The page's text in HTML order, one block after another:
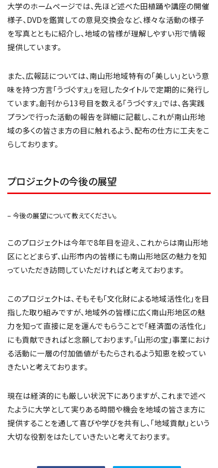
大学のホームページでは、先ほど述べた田植踊や講座の開催
様子、DVDを鑑賞しての意見交換会など、様々な活動の様子
を写真とともに紹介し、地域の皆様が理解しやすい形で情報
提供しています。
また、広報誌については、南山形地域特有の「美しい」という意
味を持つ方言「うづぐすぇ」を冠したタイトルで定期的に発行し
ています。創刊から13号目を数える「うづぐすぇ」では、各実践
プランで行った活動の報告を詳細に記載し、これが南山形地
域の多くの皆さま方の目に触れるよう、配布の仕方に工夫をこ
らしております。
プロジェクトの今後の展望
– 今後の展望について教えてください。
このプロジェクトは今年で8年目を迎え、これからは南山形地
区にとどまらず、山形市内の皆様にも南山形地区の魅力を知
っていただき訪問していただければと考えております。
このプロジェクトは、そもそも「文化財による地域活性化」を目
指した取り組みですが、地域外の皆様に広く南山形地区の魅
力を知って直接に足を運んでもらうことで「経済面の活性化」
にも貢献できればと念願しております。「山形の宝」事業におけ
る活動に一層の付加価値がもたらされるよう知恵を絞ってい
きたいと考えております。
現在は経済的にも厳しい状況下にありますが、これまで述べ
たように大学として実りある時間や機会を地域の皆さま方に
提供することを通して喜びや学びを共有し、「地域貢献」という
大切な役割をはたしていきたいと考えております。